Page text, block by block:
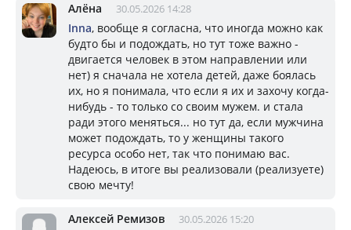
Алёна 30.05.2026 14:28
Inna, вообще я согласна, что иногда можно как
будто бы и подождать, но тут тоже важно -
двигается человек в этом направлении или
нет) я сначала не хотела детей, даже боялась
их, но я понимала, что если я их и захочу когда-
нибудь - то только со своим мужем. и стала
ради этого меняться... но тут да, если мужчина
может подождать, то у женщины такого
ресурса особо нет, так что понимаю вас.
Надеюсь, в итоге вы реализовали (реализуете)
свою мечту!
Алексей Ремизов 30.05.2026 15:20